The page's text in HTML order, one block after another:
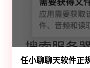
任小聊聊天软件正